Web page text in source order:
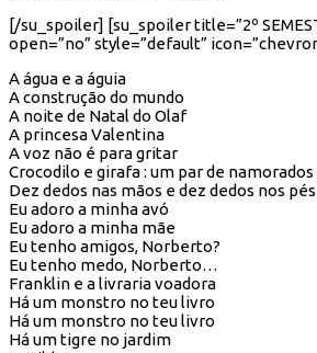
[/su_spoiler] [su_spoiler title=”2º
open=”no” style=”default”
A água e a águia
A construção do mundo
A noite de Natal do Olaf
A princesa Valentina
A voz não é para gritar
Crocodilo e girafa : um par de namorados
Dez dedos nas mãos e dez dedos nos pés
Eu adoro a minha avó
Eu adoro a minha mãe
Eu tenho amigos, Norberto?
Eu tenho medo, Norberto…
Franklin e a livraria voadora
Há um monstro no teu livro
Há um monstro no teu livro
Há um tigre no jardim